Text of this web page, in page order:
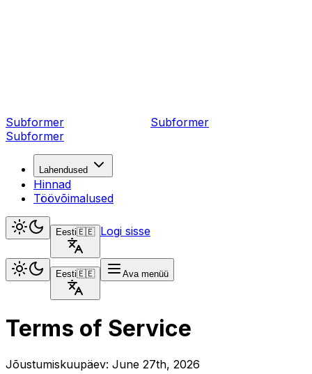
Subformer Subformer
Subformer
Lahendused
Hinnad
Töövõimalused
Eesti🇪🇪 Logi sisse
Eesti🇪🇪 Ava menüü
Terms of Service
Jõustumiskuupäev: June 27th, 2026